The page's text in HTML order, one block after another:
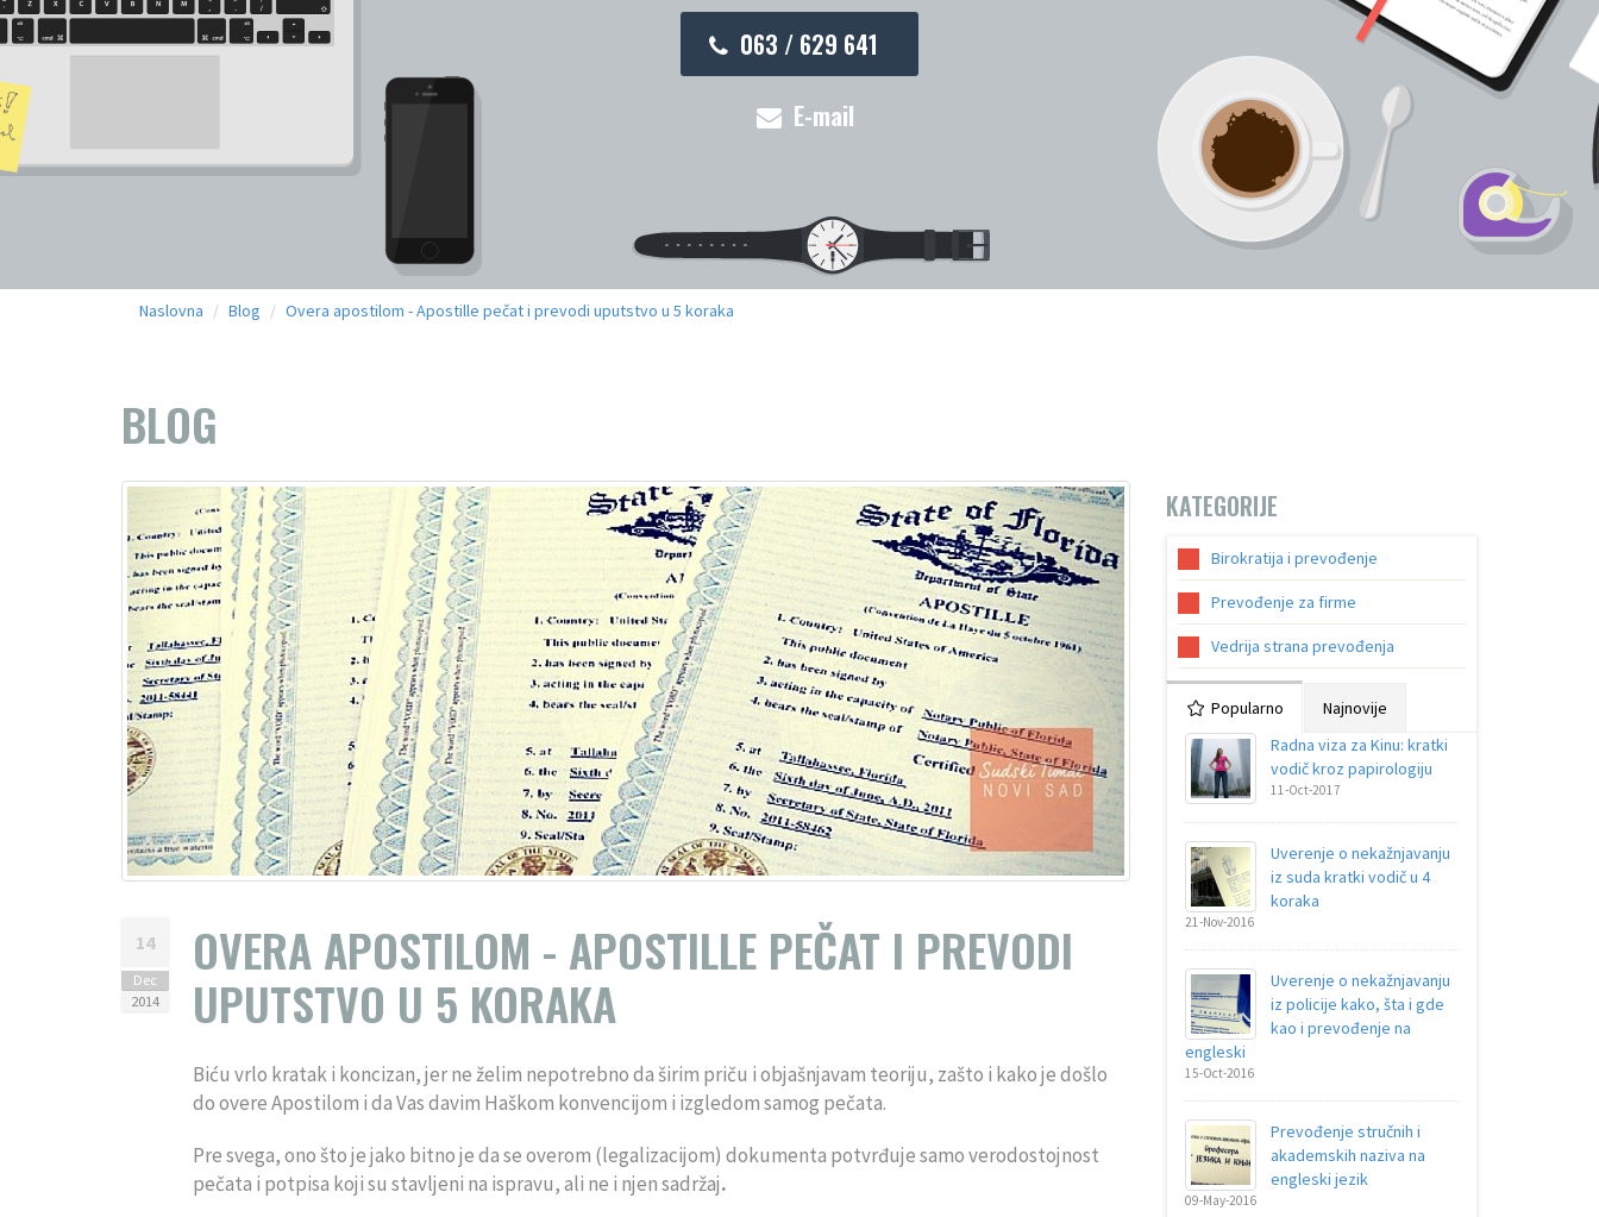
063 / 629 641
E-mail
Naslovna Blog Overa apostilom - Apostille pečat i prevodi uputstvo u 5 koraka
BLOG
14
Dec
2014
OVERA APOSTILOM - APOSTILLE PEČAT I PREVODI
UPUTSTVO U 5 KORAKA
Biću vrlo kratak i koncizan, jer ne želim nepotrebno da širim priču i objašnjavam teoriju, zašto i kako je došlo
do overe Apostilom i da Vas davim Haškom konvencijom i izgledom samog pečata.
Pre svega, ono što je jako bitno je da se overom (legalizacijom) dokumenta potvrđuje samo verodostojnost
pečata i potpisa koji su stavljeni na ispravu, ali ne i njen sadržaj.
KATEGORIJE
Birokratija i prevođenje
Prevođenje za firme
Vedrija strana prevođenja
Popularno
Najnovije
Radna viza za Kinu: kratki
vodič kroz papirologiju
11-Oct-2017
Uverenje o nekažnjavanju
iz suda kratki vodič u 4
koraka
21-Nov-2016
Uverenje o nekažnjavanju
iz policije kako, šta i gde
kao i prevođenje na
engleski
15-Oct-2016
Prevođenje stručnih i
akademskih naziva na
engleski jezik
09-May-2016